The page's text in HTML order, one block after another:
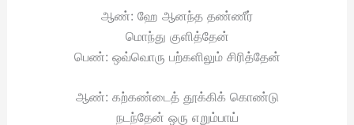
ஆண்: ஹே ஆனந்த தண்ணீர்
மொந்து குளித்தேன்
பெண்: ஒவ்வொரு பற்களிலும் சிரித்தேன்
ஆண்: கற்கண்டைத் தூக்கிக் கொண்டு
நடந்தேன் ஒரு எறும்பாய்